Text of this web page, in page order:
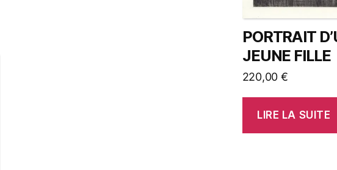
PORTRAIT
JEUNE FILLE
220,00 €
LIRE LA SUITE